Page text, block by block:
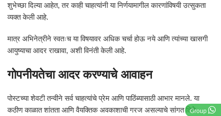
Group
शुभेच्छा दिल्या आहेत, तर काही चाहत्यांनी या निर्णयामागील कारणांविषयी उत्सुकता
व्यक्त केली आहे.
मात्र अभिनेत्रीने स्वतःच या विषयावर अधिक चर्चा होऊ नये आणि त्यांच्या खासगी
आयुष्याचा आदर राखावा, अशी विनंती केली आहे.
गोपनीयतेचा आदर करण्याचे आवाहन
पोस्टच्या शेवटी तन्वीने सर्व चाहत्यांचे प्रेम आणि पाठिंब्यासाठी आभार मानले. या
कठीण काळात शांतता आणि वैयक्तिक अवकाशाची गरज असल्याचे सांगत तिने